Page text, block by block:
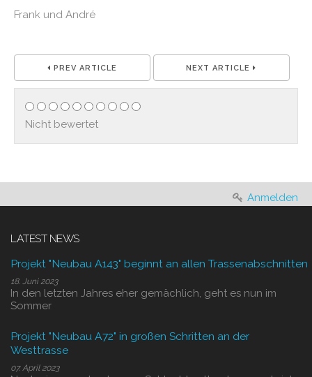
Frank und André
PREV ARTICLE NEXT ARTICLE
Nicht bewertet
Anmelden
LATEST NEWS
Projekt "Neubau A143" beginnt an allen Trassenabschnitten
18. Juni 2023
In den letzten Jahres eher gemächlich, geht es nun im
Sommer
Projekt "Neubau A72" in großen Schritten an der
Westtrasse
07. April 2023